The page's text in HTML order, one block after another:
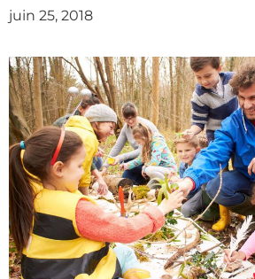
juin 25, 2018